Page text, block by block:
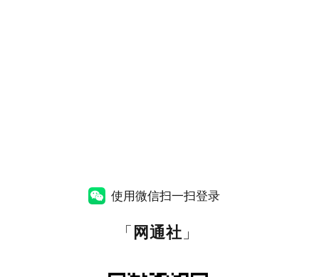
使用微信扫一扫登录
「 网通社 」